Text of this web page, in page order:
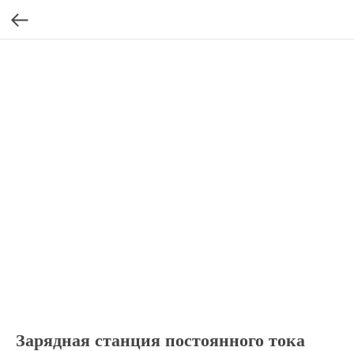
Зарядная станция постоянного тока